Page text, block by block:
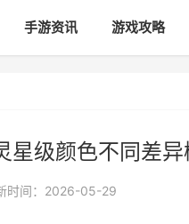
手游资讯 游戏攻略
星级颜色不同差
时间：2026-05-29